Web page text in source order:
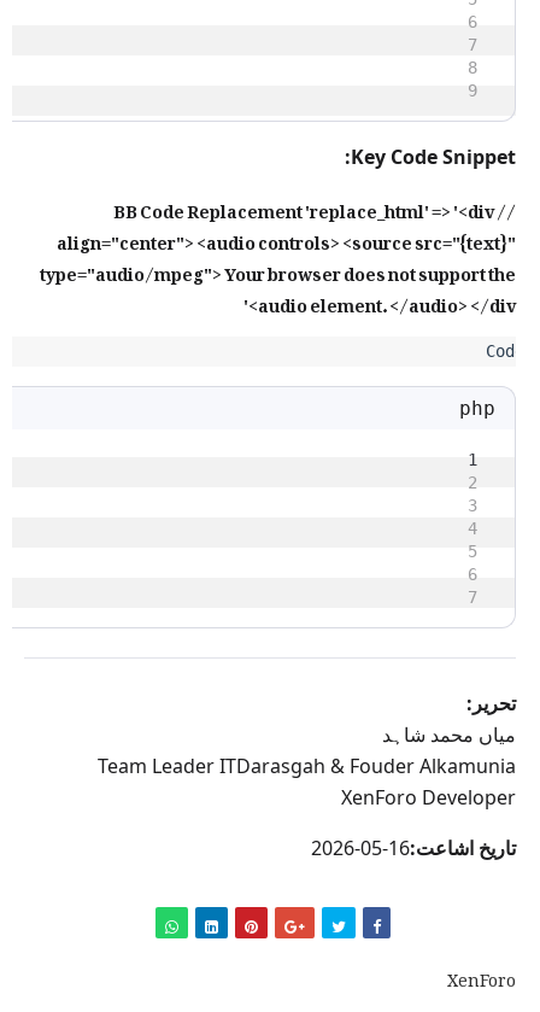
6
7
8
9
Key Code Snippet:
// BB Code Replacement 'replace_html' => '<div
align="center"> <audio controls> <source src="{text}"
type="audio/mpeg"> Your browser does not support the
audio element. </audio> </div>'
php
1
2
3
4
5
6
7
تحریر:
میاں محمد شاہد
Team Leader ITDarasgah & Fouder Alkamunia
XenForo Developer
تاریخ اشاعت:16-05-2026
XenForo